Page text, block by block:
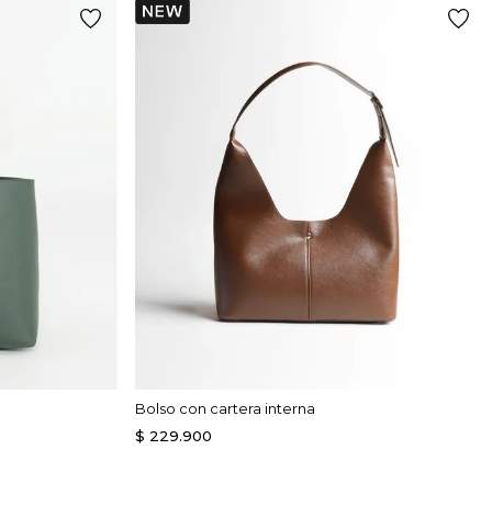
Bolso con cartera interna
$ 229.900